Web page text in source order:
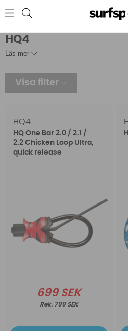
HQ4
Läs mer
Visa filter
HQ4
HQ One Bar 2.0 / 2.1 /
2.2 Chicken Loop Ultra,
quick release
699 SEK
799 SEK